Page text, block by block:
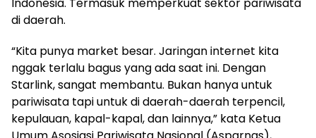
di daerah.
“Kita punya market besar. Jaringan internet kita
nggak terlalu bagus yang ada saat ini. Dengan
Starlink, sangat membantu. Bukan hanya untuk
pariwisata tapi untuk di daerah-daerah terpencil,
kepulauan, kapal-kapal, dan lainnya,” kata Ketua